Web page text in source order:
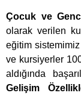
Çocuk ve
olarak verilen
eğitim sistemimiz
ve kursiyerler
aldığında
Gelişim